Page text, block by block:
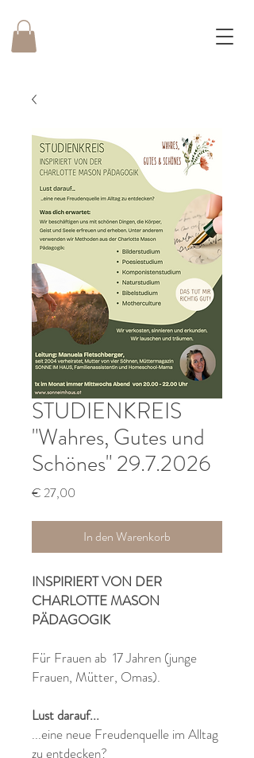
STUDIENKREIS
"Wahres, Gutes und
Schönes" 29.7.2026
€ 27,00
In den Warenkorb
INSPIRIERT VON DER
CHARLOTTE MASON
PÄDAGOGIK
Für Frauen ab 17 Jahren (junge
Frauen, Mütter, Omas).
Lust darauf...
...eine neue Freudenquelle im Alltag
zu entdecken?